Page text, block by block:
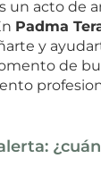
un acto de
Padma
y
de